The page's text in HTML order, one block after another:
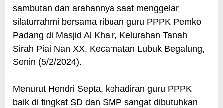
sambutan dan arahannya saat menggelar
silaturrahmi bersama ribuan guru PPPK Pemko
Padang di Masjid Al Khair, Kelurahan Tanah
Sirah Piai Nan XX, Kecamatan Lubuk Begalung,
Senin (5/2/2024).
Menurut Hendri Septa, kehadiran guru PPPK
baik di tingkat SD dan SMP sangat dibutuhkan